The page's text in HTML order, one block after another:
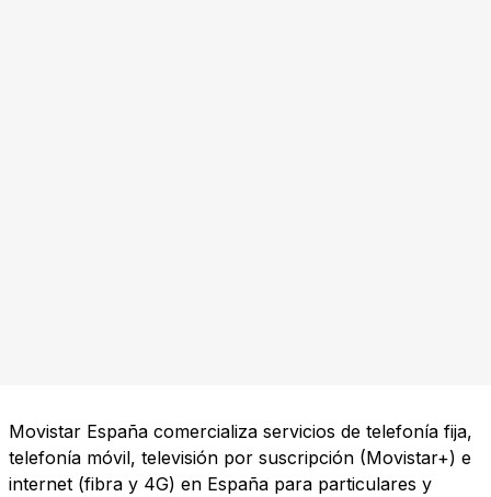
Movistar España comercializa servicios de telefonía fija,
telefonía móvil, televisión por suscripción (Movistar+) e
internet (fibra y 4G) en España para particulares y